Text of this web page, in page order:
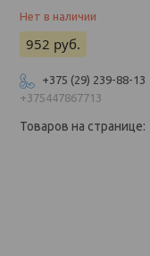
Нет в наличии
952 руб.
+375 (29) 239-88-13
+375447867713